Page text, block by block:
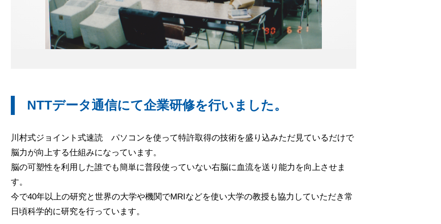
NTTデータ通信にて企業研修を行いました。
川村式ジョイント式速読 パソコンを使って特許取得の技術を盛り込みただ見ているだけで
脳力が向上する仕組みになっています。
脳の可塑性を利用した誰でも簡単に普段使っていない右脳に血流を送り能力を向上させま
す。
今で40年以上の研究と世界の大学や機関でMRIなどを使い大学の教授も協力していただき常
日頃科学的に研究を行っています。